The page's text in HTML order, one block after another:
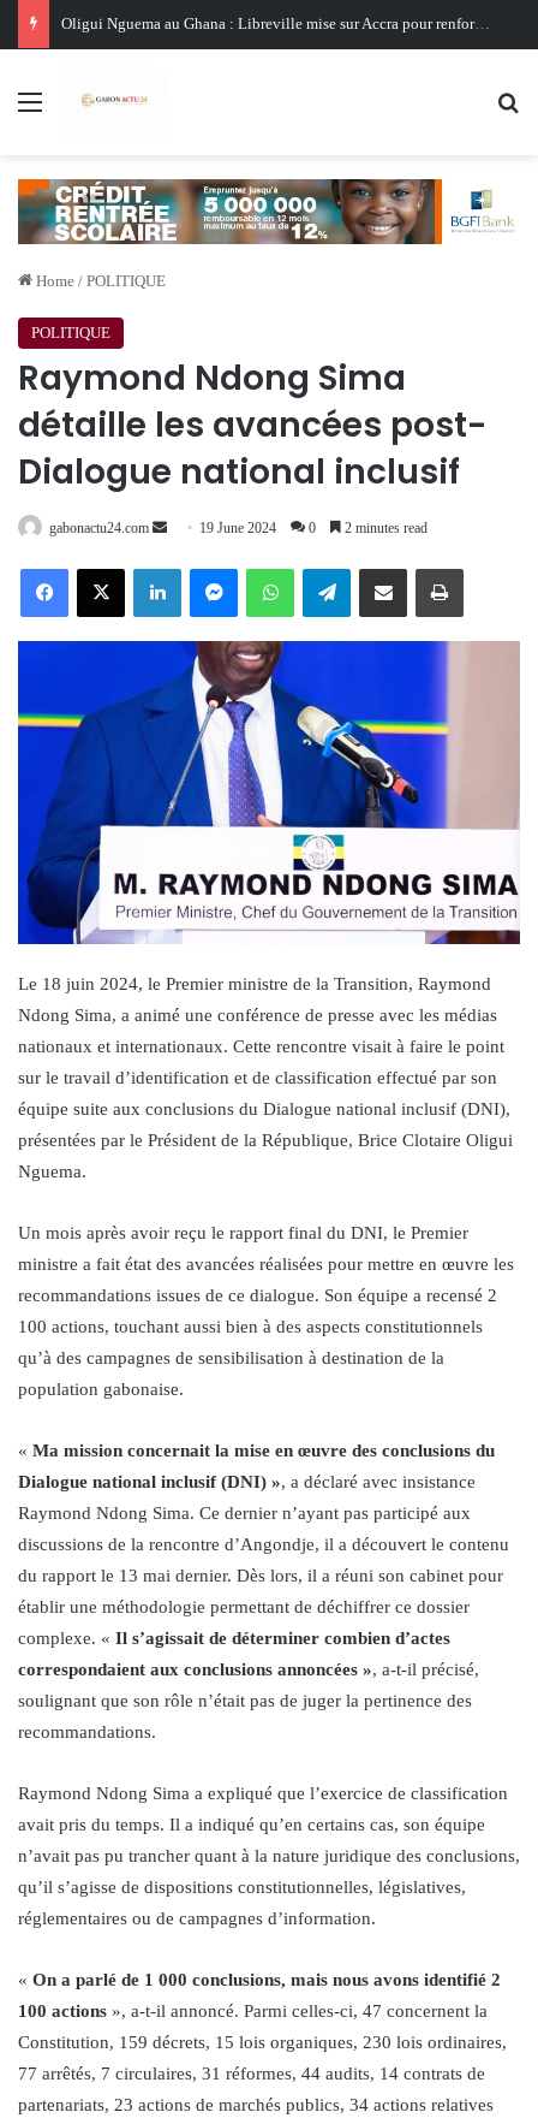
Oligui Nguema au Ghana : Libreville mise sur Accra pour renforcer sa stratégie diplomatique et économique
Menu
Home / POLITIQUE
POLITIQUE
Raymond Ndong Sima
détaille les avancées post-
Dialogue national inclusif
gabonactu24.com
Send 19 June 2024 0 2 minutes read
FacebookX LinkedInMessengerWhatsAppTelegramShare via Email Print
Le 18 juin 2024, le Premier ministre de la Transition, Raymond
Ndong Sima, a animé une conférence de presse avec les médias
nationaux et internationaux. Cette rencontre visait à faire le point
sur le travail d’identification et de classification effectué par son
équipe suite aux conclusions du Dialogue national inclusif (DNI),
présentées par le Président de la République, Brice Clotaire Oligui
Nguema.
Un mois après avoir reçu le rapport final du DNI, le Premier
ministre a fait état des avancées réalisées pour mettre en œuvre les
recommandations issues de ce dialogue. Son équipe a recensé 2
100 actions, touchant aussi bien à des aspects constitutionnels
qu’à des campagnes de sensibilisation à destination de la
population gabonaise.
« Ma mission concernait la mise en œuvre des conclusions du
Dialogue national inclusif (DNI) », a déclaré avec insistance
Raymond Ndong Sima. Ce dernier n’ayant pas participé aux
discussions de la rencontre d’Angondje, il a découvert le contenu
du rapport le 13 mai dernier. Dès lors, il a réuni son cabinet pour
établir une méthodologie permettant de déchiffrer ce dossier
complexe. « Il s’agissait de déterminer combien d’actes
correspondaient aux conclusions annoncées », a-t-il précisé,
soulignant que son rôle n’était pas de juger la pertinence des
recommandations.
Raymond Ndong Sima a expliqué que l’exercice de classification
avait pris du temps. Il a indiqué qu’en certains cas, son équipe
n’avait pas pu trancher quant à la nature juridique des conclusions,
qu’il s’agisse de dispositions constitutionnelles, législatives,
réglementaires ou de campagnes d’information.
« On a parlé de 1 000 conclusions, mais nous avons identifié 2
100 actions », a-t-il annoncé. Parmi celles-ci, 47 concernent la
Constitution, 159 décrets, 15 lois organiques, 230 lois ordinaires,
77 arrêtés, 7 circulaires, 31 réformes, 44 audits, 14 contrats de
partenariats, 23 actions de marchés publics, 34 actions relatives